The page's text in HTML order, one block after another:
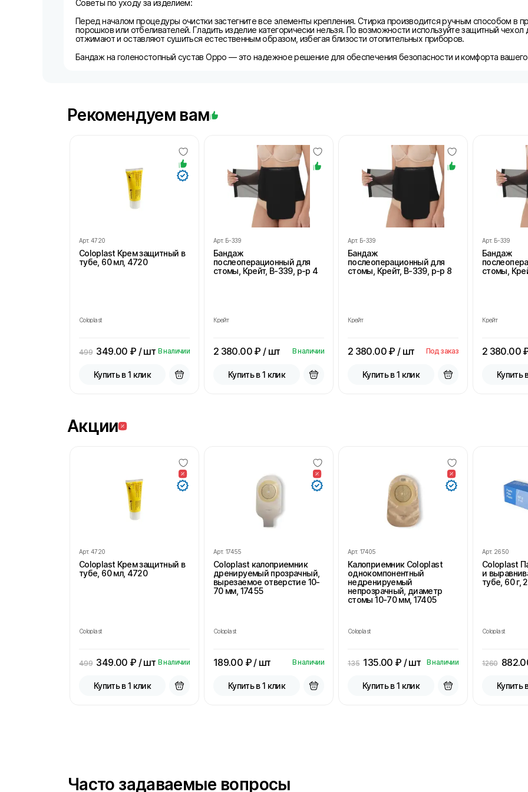
Советы по уходу за изделием:
Перед началом процедуры очистки застегните все элементы крепления. Стирка производится ручным способом в
порошков или отбеливателей. Гладить изделие категорически нельзя. По возможности используйте защитный
отжимают и оставляют сушиться естественным образом, избегая близости отопительных приборов.
Бандаж на голеностопный сустав Oppo — это надежное решение для обеспечения безопасности и комфорта
Рекомендуем вам
Арт. 4720
Coloplast Крем защитный в
тубе, 60 мл, 4720
Coloplast
499 349.00 ₽ / шт В наличии
Купить в 1 клик
Арт. Б-339
Бандаж
послеоперационный для
стомы, Крейт, В-339, р-р 4
Крейт
2 380.00₽ / шт В наличии
Купить в 1 клик
Арт. Б-339
Бандаж
послеоперационный для
стомы, Крейт, В-339, р-р 8
Крейт
2 380.00₽ / шт Под заказ
Купить в 1 клик
Арт. Б-339
Бандаж
стомы,
Крейт
2 380.00
Купить
Акции
Арт. 4720
Coloplast Крем защитный в
тубе, 60 мл, 4720
Coloplast
499 349.00 ₽ / шт В наличии
Купить в 1 клик
Арт. 17455
Coloplast калоприемник
дренируемый прозрачный,
вырезаемое отверстие 10-
70 мм, 17455
Coloplast
189.00 ₽ / шт В наличии
Купить в 1 клик
Арт. 17405
Калоприемник Coloplast
однокомпонентный
недренируемый
непрозрачный, диаметр
стомы 10-70 мм, 17405
Coloplast
135 135.00 ₽ / шт В наличии
Купить в 1 клик
Арт. 2650
Coloplast
и
тубе, 60 г,
Coloplast
1260
Купить
Часто задаваемые вопросы